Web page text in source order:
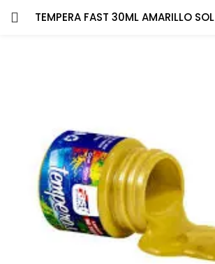
TEMPERA FAST 30ML AMARILLO SOL
ENTRAR
Recuérdame
¿Contraseña perdida?